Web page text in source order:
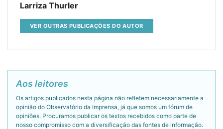
Larriza Thurler
VER OUTRAS PUBLICAÇÕES DO AUTOR
Aos leitores
Os artigos publicados nesta página não refletem necessariamente a
opinião do Observatório da Imprensa, já que somos um fórum de
opiniões. Procuramos publicar os textos recebidos como parte de
nosso compromisso com a diversificação das fontes de informação.